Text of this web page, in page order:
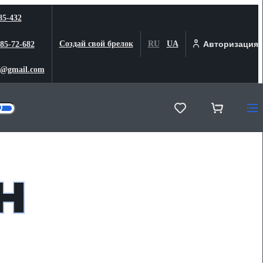
432
72-682 Создай свой брелок RU UA Авторизация